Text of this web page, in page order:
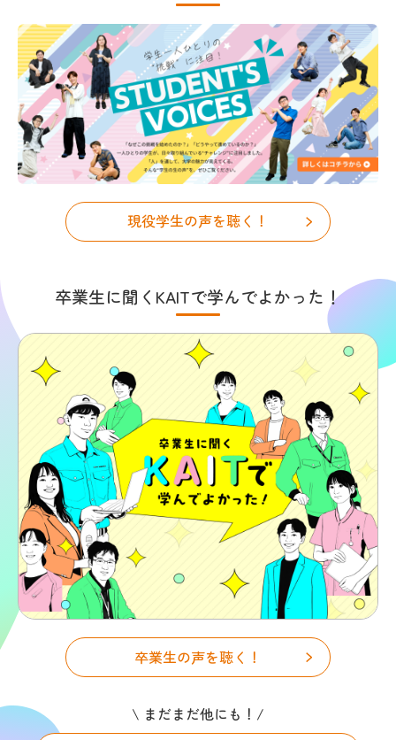
現役学生の声を聴く！
卒業生に聞くKAITで学んでよかった！
卒業生の声を聴く！
\ まだまだ他にも！/